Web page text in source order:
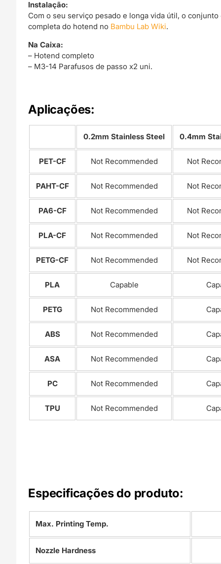
Instalação:
Com o seu serviço pesado e longa vida útil, o
completa do hotend no Bambu Lab Wiki.
Na Caixa:
– Hotend completo
– M3-14 Parafusos de passo x2 uni.
Aplicações:
0.2mm Stainless Steel 0.4mm
PET-CF Not Recommended Not
PAHT-CF Not Recommended Not
PA6-CF Not Recommended Not
PLA-CF Not Recommended Not
PETG-CF Not Recommended Not
PLA Capable
PETG Not Recommended
ABS Not Recommended
ASA Not Recommended
PC Not Recommended
TPU Not Recommended
Especificações do produto:
Max. Printing Temp.
Nozzle Hardness